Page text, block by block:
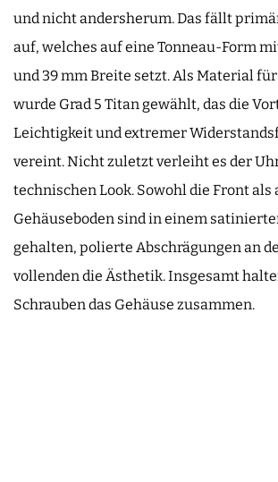
und nicht andersherum. Das fällt
auf, welches auf eine Tonneau-Form
und 39 mm Breite setzt. Als Material für
wurde Grad 5 Titan gewählt, das die
Leichtigkeit und extremer
vereint. Nicht zuletzt verleiht es der
technischen Look. Sowohl die Front als
Gehäuseboden sind in einem
gehalten, polierte Abschrägungen an
vollenden die Ästhetik. Insgesamt
Schrauben das Gehäuse zusammen.